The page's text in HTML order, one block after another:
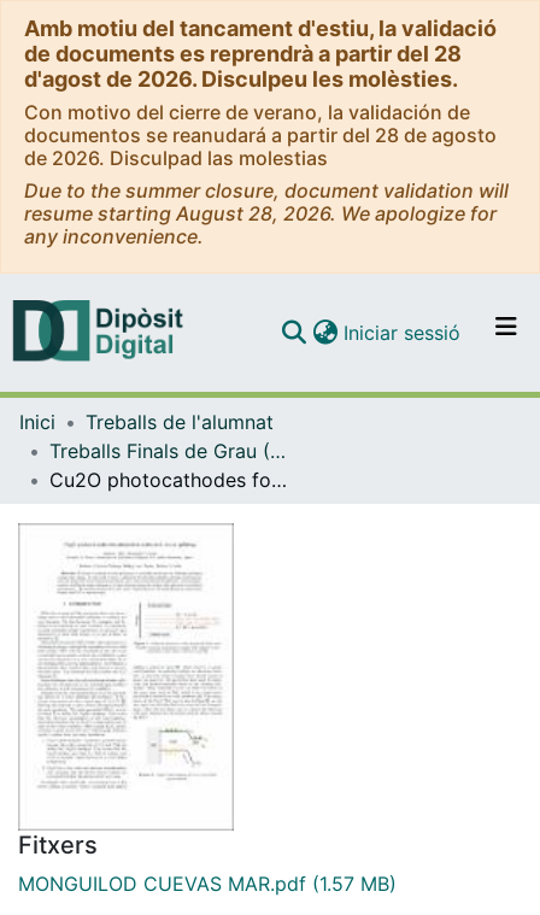
Amb motiu del tancament d'estiu, la validació
de documents es reprendrà a partir del 28
d'agost de 2026. Disculpeu les molèsties.
Con motivo del cierre de verano, la validación de
documentos se reanudará a partir del 28 de agosto
de 2026. Disculpad las molestias
Due to the summer closure, document validation will
resume starting August 28, 2026. We apologize for
any inconvenience.
Navega per tot el DD
Com publicar
Iniciar sessió (current)
Inici
Treballs de l'alumnat
Treballs Finals de Grau (TFG) - Física
Cu2O photocathodes for photoelectrochemical water splitting
Fitxers
MONGUILOD CUEVAS MAR.pdf (1.57 MB)